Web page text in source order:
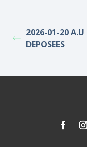
2026-01-20 A.U
DEPOSEES